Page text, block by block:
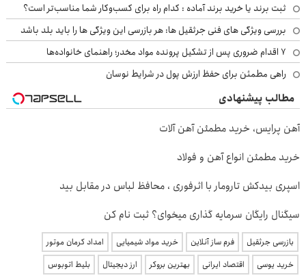
ثبت برند یا خرید برند آماده : کدام راه برای کسب‌وکار شما مناسب‌تر است؟
بررسی ویژگی های فنی جرثقیل ها: هر بازرسی این ویژگی ها را باید بلد باشد
۷ اقدام ضروری پس از تشکیل پرونده مواد مخدر؛ راهنمای خانواده‌ها
راهی مطمئن برای حفظ ارزش پول در شرایط نوسان
مطالب پیشنهادی
آهن پرایس، خرید مطمئن آهن آلات
خرید مطمئن انواع آهن و فولاد
اسپری بیدکش تارومار با اثرفوری ، محافظ لباس در مقابل بید
سیگنال رایگان سرمایه گذاری میخوای؟ ثبت نام کن
بازرسی جرثقیل فرم ساز آنلاین خرید مواد شیمیایی
امداد کرمان موتور
خرید یوسی
اقتصاد ایرانی بهترین بروکر ارز دیجیتال بلیط اتوبوس